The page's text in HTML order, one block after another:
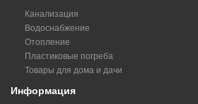
Канализация
Водоснабжение
Отопление
Пластиковые погреба
Товары для дома и дачи
Информация